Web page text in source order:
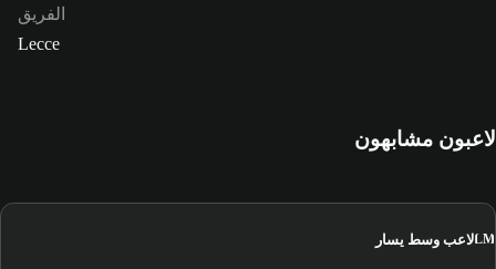
الفريق
Lecce
لاعبون مشابهون
LMلاعب وسط يسار